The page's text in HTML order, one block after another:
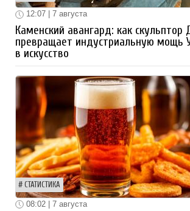
12:07 | 7 августа
Каменский авангард: как скульптор
превращает индустриальную мощь
в искусство
СТАТИСТИКА
08:02 | 7 августа